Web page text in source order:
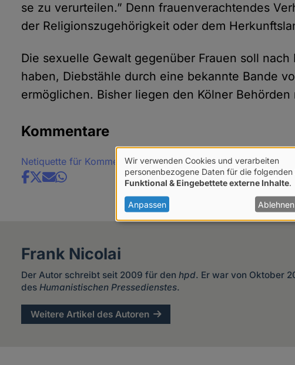
se zu verurteilen.” Denn frauenverachtendes
der Religionszugehörigkeit oder dem
Die sexuelle Gewalt gegenüber Frauen soll
haben, Diebstähle durch eine bekannte Bande
ermöglichen. Bisher liegen den Kölner
Kommentare
Netiquette für Kommentare
Share
Frank Nicolai
Der Autor schreibt seit 2009 für denhpd. Er war von Oktober
des Humanistischen Pressedienstes.
Weitere Artikel des Autoren
Verwendung
von
personenbezogenen
Daten
Wir verwenden Cookies und verarbeiten
personenbezogene Daten für die folgenden
Funktional & Eingebettete externe Inhalte.
Anpassen Ablehnen